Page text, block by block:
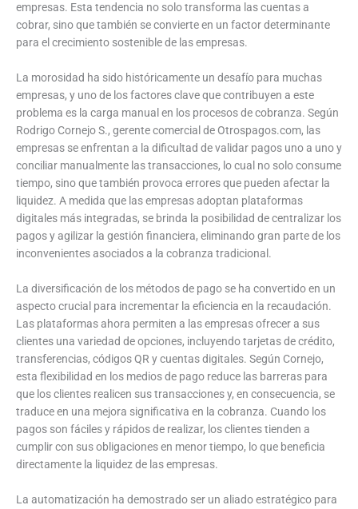
empresas. Esta tendencia no solo transforma las cuentas a
cobrar, sino que también se convierte en un factor determinante
para el crecimiento sostenible de las empresas.
La morosidad ha sido históricamente un desafío para muchas
empresas, y uno de los factores clave que contribuyen a este
problema es la carga manual en los procesos de cobranza. Según
Rodrigo Cornejo S., gerente comercial de Otrospagos.com, las
empresas se enfrentan a la dificultad de validar pagos uno a uno y
conciliar manualmente las transacciones, lo cual no solo consume
tiempo, sino que también provoca errores que pueden afectar la
liquidez. A medida que las empresas adoptan plataformas
digitales más integradas, se brinda la posibilidad de centralizar los
pagos y agilizar la gestión financiera, eliminando gran parte de los
inconvenientes asociados a la cobranza tradicional.
La diversificación de los métodos de pago se ha convertido en un
aspecto crucial para incrementar la eficiencia en la recaudación.
Las plataformas ahora permiten a las empresas ofrecer a sus
clientes una variedad de opciones, incluyendo tarjetas de crédito,
transferencias, códigos QR y cuentas digitales. Según Cornejo,
esta flexibilidad en los medios de pago reduce las barreras para
que los clientes realicen sus transacciones y, en consecuencia, se
traduce en una mejora significativa en la cobranza. Cuando los
pagos son fáciles y rápidos de realizar, los clientes tienden a
cumplir con sus obligaciones en menor tiempo, lo que beneficia
directamente la liquidez de las empresas.
La automatización ha demostrado ser un aliado estratégico para